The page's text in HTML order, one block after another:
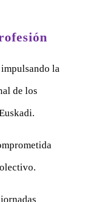
impulsando la
de los